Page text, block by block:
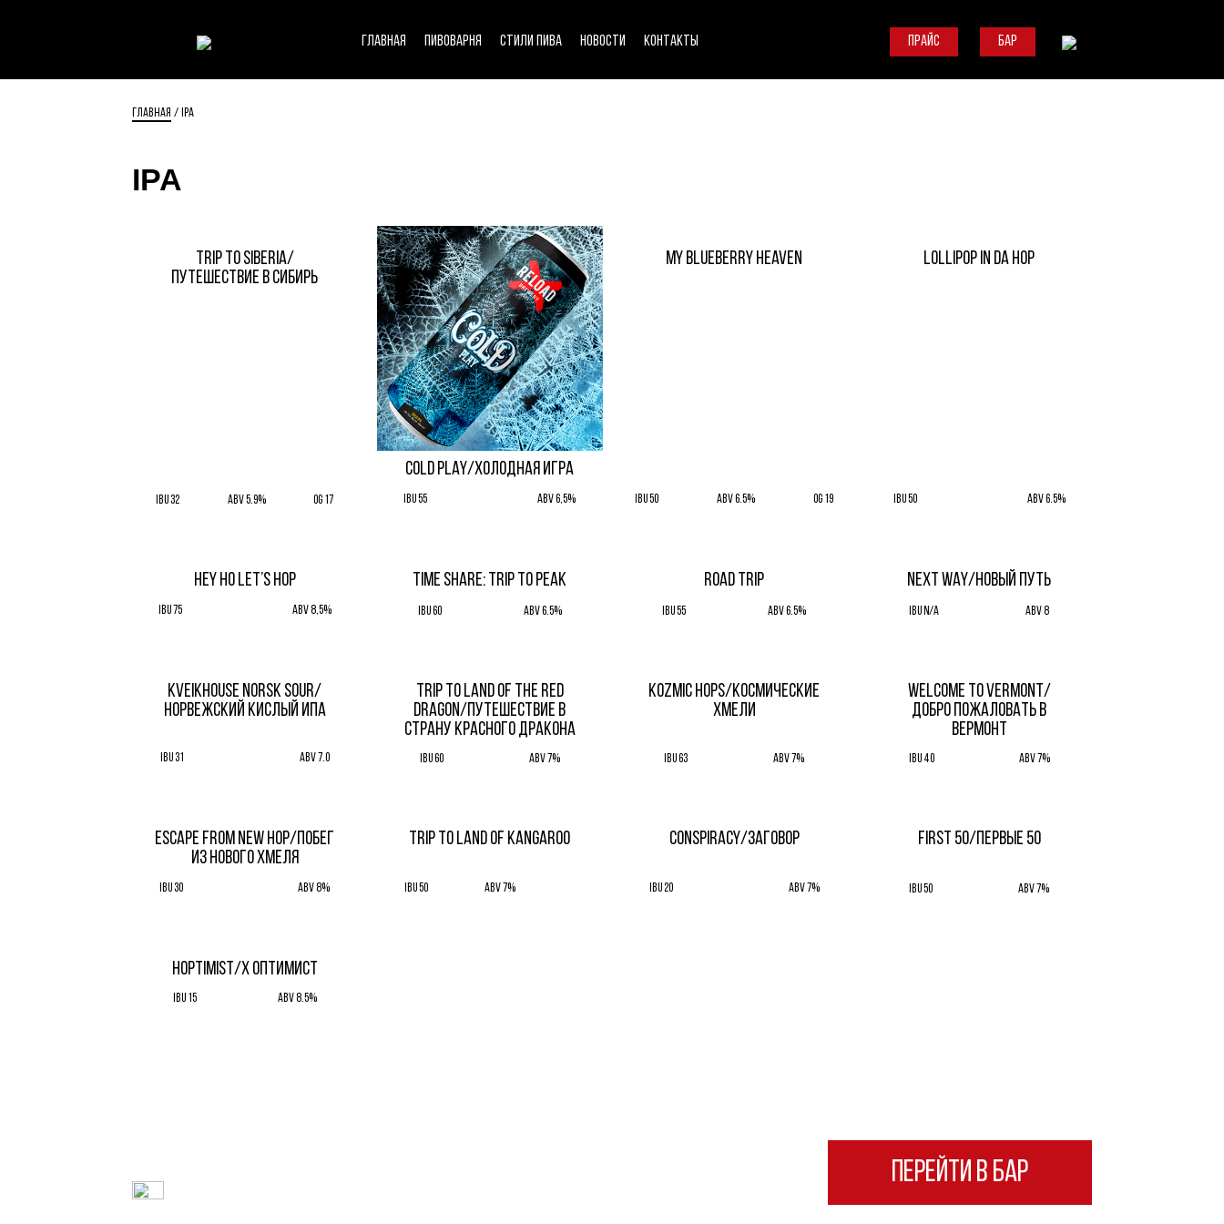
ГЛАВНАЯ ПИВОВАРНЯ СТИЛИ ПИВА НОВОСТИ КОНТАКТЫ ПРАЙС БАР
ГЛАВНАЯ IPA
IPA
TRIP TO SIBERIA/
ПУТЕШЕСТВИЕ В СИБИРЬ
IBU 32 ABV 5.9% OG 17
COLD PLAY/ХОЛОДНАЯ ИГРА
IBU 55 ABV 6,5%
MY BLUEBERRY HEAVEN
IBU 50 ABV 6.5% OG 19
LOLLIPOP IN DA HOP
IBU 50 ABV 6.5%
HEY HO LET’S HOP
IBU 75 ABV 8,5%
TIME SHARE: TRIP TO PEAK
IBU 60 ABV 6.5%
ROAD TRIP
IBU 55 ABV 6.5%
NEXT WAY/НОВЫЙ ПУТЬ
IBU N/A ABV 8
KVEIKHOUSE NORSK SOUR/
НОРВЕЖСКИЙ КИСЛЫЙ ИПА
IBU 31 ABV 7.0
TRIP TO LAND OF THE RED
DRAGON/ПУТЕШЕСТВИЕ В
СТРАНУ КРАСНОГО ДРАКОНА
IBU 60 ABV 7%
KOZMIC HOPS/КОСМИЧЕСКИЕ
ХМЕЛИ
IBU 63 ABV 7%
WELCOME TO VERMONT/
ДОБРО ПОЖАЛОВАТЬ В
ВЕРМОНТ
IBU 40 ABV 7%
ESCAPE FROM NEW HOP/ПОБЕГ
ИЗ НОВОГО ХМЕЛЯ
IBU 30 ABV 8%
TRIP TO LAND OF KANGAROO
IBU 50 ABV 7%
CONSPIRACY/ЗАГОВОР
IBU 20 ABV 7%
FIRST 50/ПЕРВЫЕ 50
IBU 50 ABV 7%
HOPTIMIST/Х ОПТИМИСТ
IBU 15 ABV 8.5%
ПЕРЕЙТИ В БАР